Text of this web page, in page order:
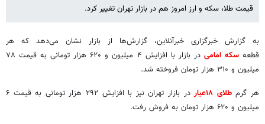
قیمت طلا، سکه و ارز امروز هم در بازار تهران تغییر کرد.
به گزارش خبرگزاری خبرآنلاین، گزارش‌ها از بازار نشان می‌دهد که هر
قطعهسکه امامی
در بازار با افزایش ۴ میلیون و ۶۲۰ هزار تومانی به قیمت ۷۸
میلیون و ۳۱۰ هزار تومان فروخته شد.
هر گرمطلای ۱۸عیار
در بازار تهران نیز با افزایش ۲۹۲ هزار تومانی به قیمت ۶
میلیون و ۶۲۰ هزار تومان به فروش رفت.